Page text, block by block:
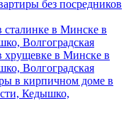
без посредников
сталинке в Минске в
Волгоградская
хрущевке в Минске в
Волгоградская
в кирпичном доме в
Кедышко,